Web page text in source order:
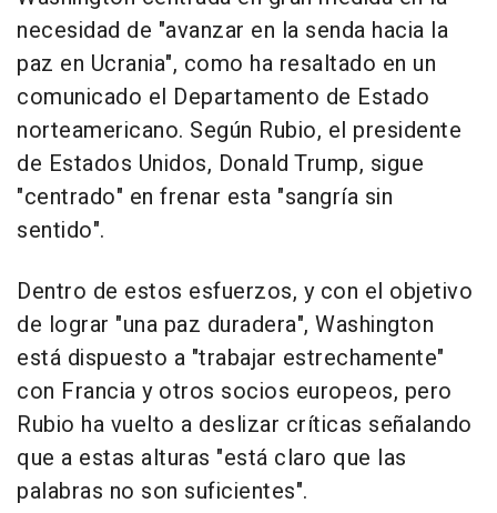
necesidad de "avanzar en la senda hacia la
paz en Ucrania", como ha resaltado en un
comunicado el Departamento de Estado
norteamericano. Según Rubio, el presidente
de Estados Unidos, Donald Trump, sigue
"centrado" en frenar esta "sangría sin
sentido".
Dentro de estos esfuerzos, y con el objetivo
de lograr "una paz duradera", Washington
está dispuesto a "trabajar estrechamente"
con Francia y otros socios europeos, pero
Rubio ha vuelto a deslizar críticas señalando
que a estas alturas "está claro que las
palabras no son suficientes".